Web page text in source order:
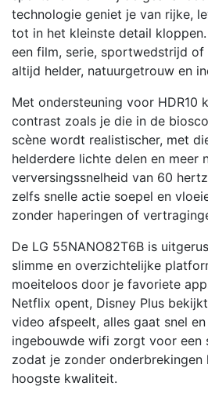
technologie geniet je van rijke,
tot in het kleinste detail
een film, serie, sportwedstrijd of
altijd helder, natuurgetrouw en
Met ondersteuning voor HDR10
contrast zoals je die in de
scène wordt realistischer, met
helderdere lichte delen en meer
verversingssnelheid van 60
zelfs snelle actie soepel en
zonder haperingen of
De LG 55NANO82T6B is
slimme en overzichtelijke
moeiteloos door je favoriete
Netflix opent, Disney Plus
video afspeelt, alles gaat snel
ingebouwde wifi zorgt voor een
zodat je zonder onderbrekingen
hoogste kwaliteit.